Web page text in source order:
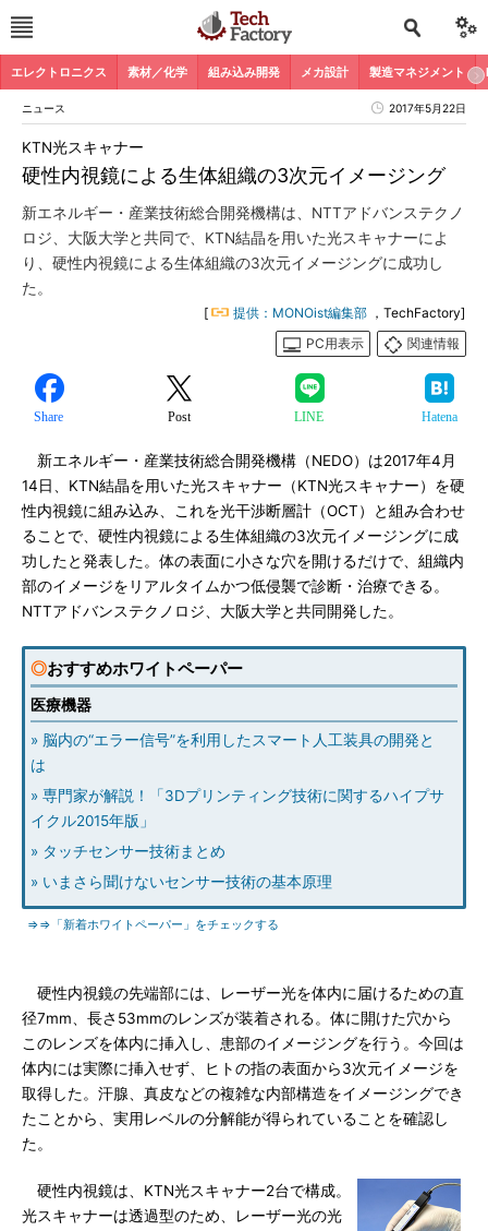
エレクトロニクス 素材／化学 組み込み開発 メカ設計 製造マネジメント
ニュース 2017年5月22日
硬性内視鏡による生体組織の3次元イメージング
KTN光スキャナー
新エネルギー・産業技術総合開発機構は、NTTアドバンステクノ
ロジ、大阪大学と共同で、KTN結晶を用いた光スキャナーによ
り、硬性内視鏡による生体組織の3次元イメージングに成功し
た。
[ 提供：MONOist編集部 ，TechFactory]
PC用表示
関連情報
Share Post LINE Hatena
新エネルギー・産業技術総合開発機構（NEDO）は2017年4月
14日、KTN結晶を用いた光スキャナー（KTN光スキャナー）を硬
性内視鏡に組み込み、これを光干渉断層計（OCT）と組み合わせ
ることで、硬性内視鏡による生体組織の3次元イメージングに成
功したと発表した。体の表面に小さな穴を開けるだけで、組織内
部のイメージをリアルタイムかつ低侵襲で診断・治療できる。
NTTアドバンステクノロジ、大阪大学と共同開発した。
◎おすすめホワイトペーパー
医療機器
» 脳内の“エラー信号”を利用したスマート人工装具の開発と
は
» 専門家が解説！「3Dプリンティング技術に関するハイプサ
イクル2015年版」
» タッチセンサー技術まとめ
» いまさら聞けないセンサー技術の基本原理
⇒⇒「新着ホワイトペーパー」をチェックする
硬性内視鏡の先端部には、レーザー光を体内に届けるための直
径7mm、長さ53mmのレンズが装着される。体に開けた穴から
このレンズを体内に挿入し、患部のイメージングを行う。今回は
体内には実際に挿入せず、ヒトの指の表面から3次元イメージを
取得した。汗腺、真皮などの複雑な内部構造をイメージングでき
たことから、実用レベルの分解能が得られていることを確認し
た。
硬性内視鏡は、KTN光スキャナー2台で構成。
光スキャナーは透過型のため、レーザー光の光